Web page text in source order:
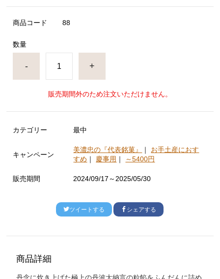
商品コード 88
数量
- +
販売期間外のため注文いただけません。
カテゴリー 最中
キャンペーン
美濃忠の『代表銘菓』 ｜ お手土産におす
すめ ｜ 慶事用 ｜ ～5400円
販売期間 2024/09/17～2025/05/30
ツイートする シェアする
商品詳細